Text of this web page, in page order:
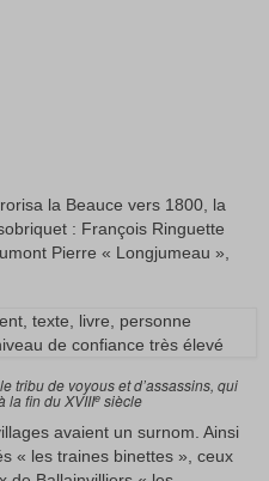
la Beauce vers 1800, la
: François Ringuette
Pierre « Longjumeau »,
tribu de voyous et d’assassins, qui
la fin du XVIIIe siècle
avaient un surnom. Ainsi
« les traines binettes », ceux